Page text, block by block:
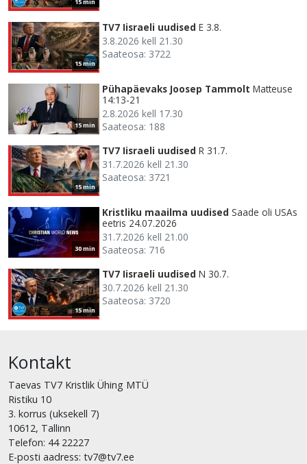
15 min
TV7 Iisraeli uudised E 3.8.
3.8.2026 kell 21.30
Saateosa: 3722
15 min
Pühapäevaks Joosep Tammolt Matteuse
14:13-21
2.8.2026 kell 17.30
Saateosa: 188
15 min
TV7 Iisraeli uudised R 31.7.
31.7.2026 kell 21.30
Saateosa: 3721
30 min
Kristliku maailma uudised Saade oli USAs
eetris 24.07.2026
31.7.2026 kell 21.00
Saateosa: 716
15 min
TV7 Iisraeli uudised N 30.7.
30.7.2026 kell 21.30
Saateosa: 3720
Kontakt
Taevas TV7 Kristlik Ühing MTÜ
Ristiku 10
3. korrus (uksekell 7)
10612, Tallinn
Telefon: 44 22227
E-posti aadress: tv7@tv7.ee